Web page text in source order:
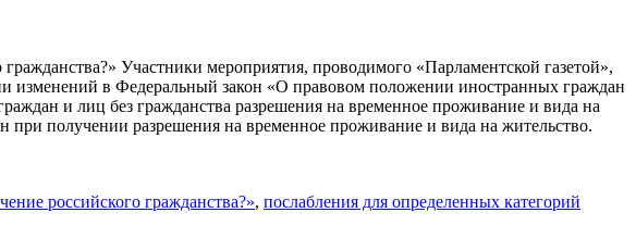
Участники мероприятия, проводимого «Парламентской газетой»,
изменений в Федеральный закон «О правовом положении иностранных граждан
и лиц без гражданства разрешения на временное проживание и вида на
при получении разрешения на временное проживание и вида на жительство.
российского гражданства?», послабления для определенных категорий